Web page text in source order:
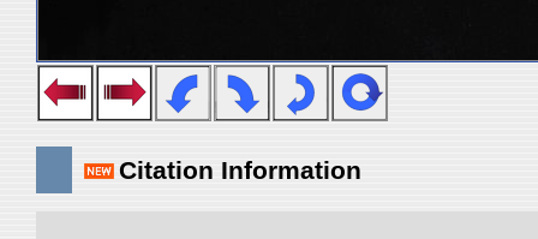
Citation Information